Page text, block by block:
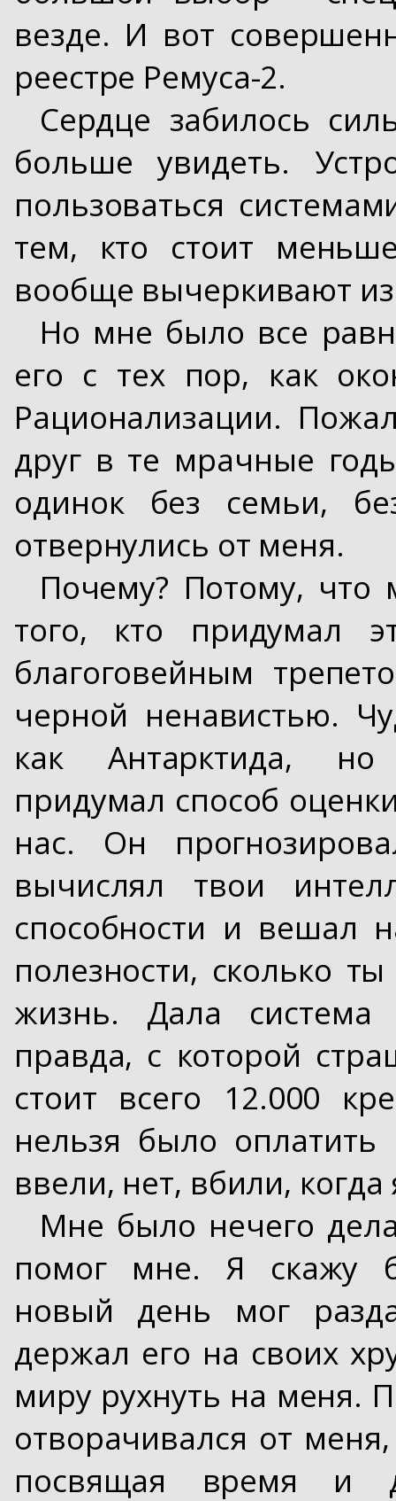
везде. И вот
реестре Ремуса-2.
Сердце забилось
больше увидеть.
пользоваться
тем, кто стоит
вообще вычеркивают
Но мне было все
его с тех пор, как
Рационализации.
друг в те мрачные
одинок без семьи,
отвернулись от меня.
Почему? Потому,
того, кто придумал
благоговейным
черной ненавистью.
как Антарктида, но
придумал способ
нас. Он
вычислял твои
способности и вешал
полезности, сколько
жизнь. Дала
правда, с которой
стоит всего 12.000
нельзя было оплатить
ввели, нет, вбили,
Мне было нечего
помог мне. Я скажу
новый день мог
держал его на своих
миру рухнуть на меня.
отворачивался от
посвящая время и